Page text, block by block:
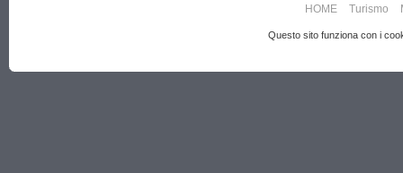
HOME Turismo
Questo sito funziona con i